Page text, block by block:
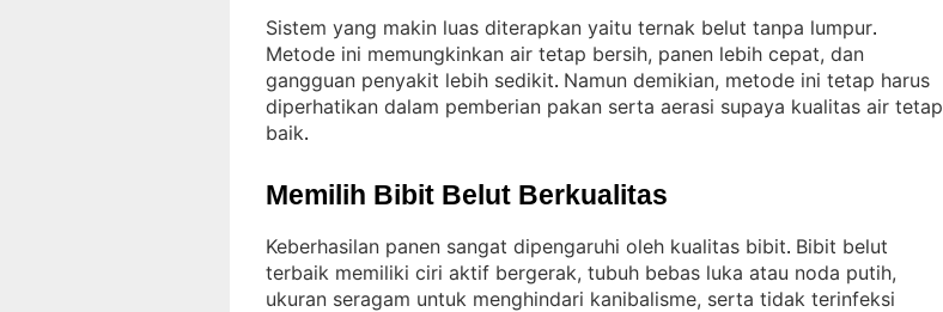
Sistem yang makin luas diterapkan yaitu ternak belut tanpa lumpur
Metode ini memungkinkan air tetap bersih, panen lebih cepat, dan
gangguan penyakit lebih sedikit. Namun demikian, metode ini tetap harus
diperhatikan dalam pemberian pakan serta aerasi supaya kualitas air tetap
baik.
Memilih Bibit Belut Berkualitas
Keberhasilan panen sangat dipengaruhi oleh kualitas bibit. Bibit belut
terbaik memiliki ciri aktif bergerak, tubuh bebas luka atau noda putih,
ukuran seragam untuk menghindari kanibalisme, serta tidak terinfeksi